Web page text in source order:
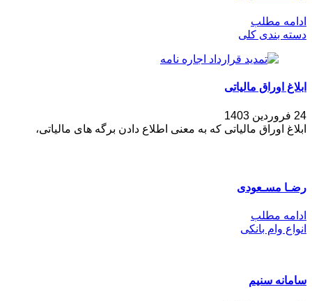
ادامه مطلب
دسته بندی کلی
ابلاغ اوراق مالیاتی
24 فروردین 1403
ابلاغ اوراق مالیاتی که به معنی اطلاع دادن برگه های مالیاتی،
رضـا مسـعودی
ادامه مطلب
انواع وام بانکی
سامانه سنیم